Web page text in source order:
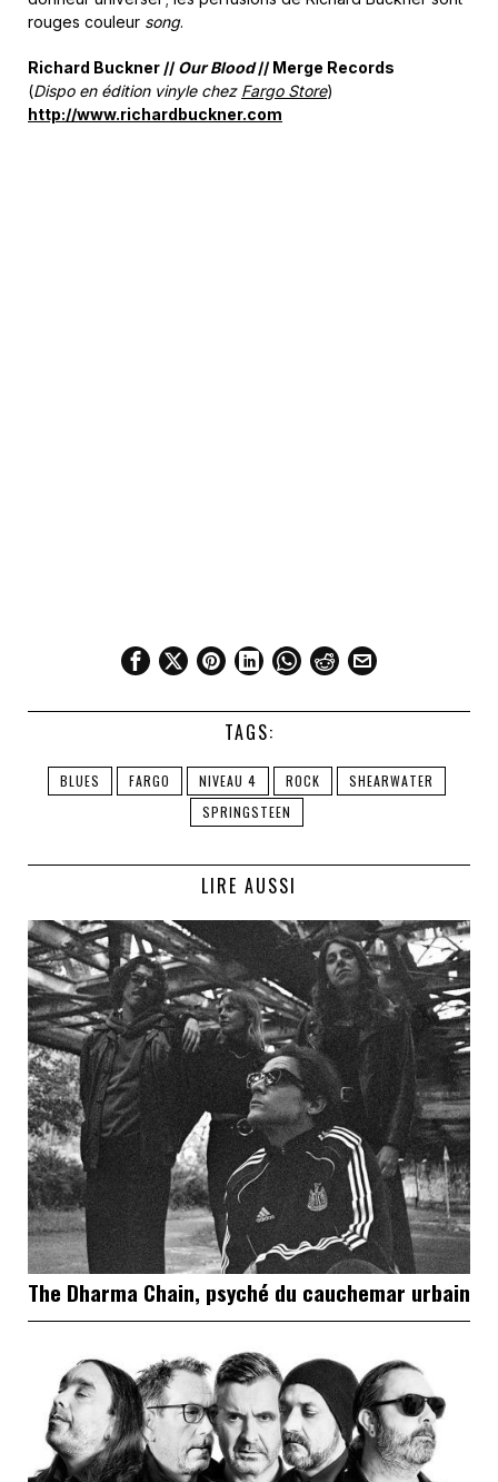
rouges couleur song.
Richard Buckner // Our Blood// Merge Records
(Dispo en édition vinyle chez Fargo Store)
http://www.richardbuckner.com
TAGS:
BLUES FARGO NIVEAU 4 ROCK
SHEARWATER
SPRINGSTEEN
LIRE AUSSI
The Dharma Chain, psyché du cauchemar urbain